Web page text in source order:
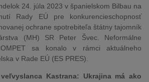
24. júla 2023 v španielskom Bilbau na
Rady EÚ pre konkurencieschopnosť
ochrane spotrebiteľa štátny tajomník
(MH) SR Peter Švec. Neformálne
sa konalo v rámci aktuálneho
v Rade EÚ (ES PRES).
Kastrana: Ukrajina má ako